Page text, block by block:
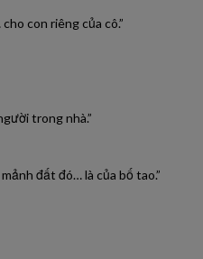
con riêng của cô.”
trong nhà.”
đất đó… là của bố tao.”